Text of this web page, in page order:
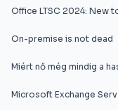
Office LTSC 2024: New
On-premise is not dead
Miért nő még mindig a
Microsoft Exchange